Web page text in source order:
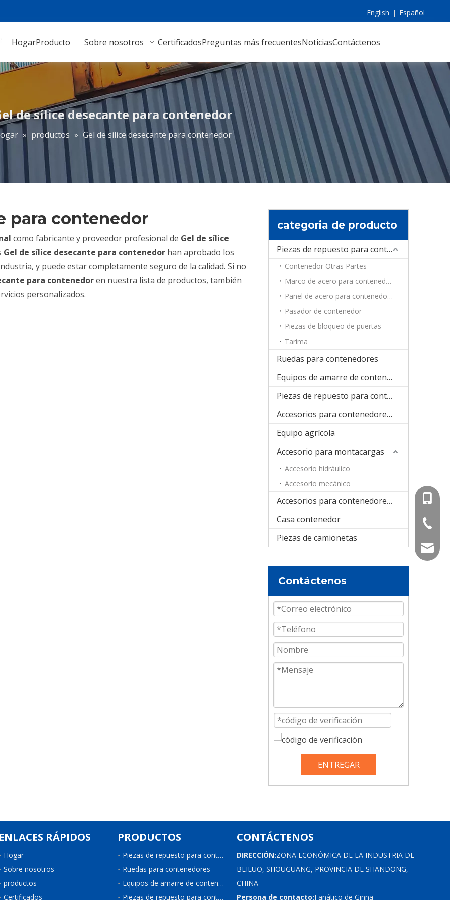
English | Español
HogarProducto Sobre nosotros CertificadosPreguntas más frecuentesNoticiasContáctenos
de sílice desecante para contenedor
» productos » Gel de sílice desecante para contenedor
para contenedor
como fabricante y proveedor profesional de Gel de sílice
Gel de sílice desecante para contenedor han aprobado los
y puede estar completamente seguro de la calidad. Si no
para contenedoren nuestra lista de productos, también
personalizados.
categoria de producto
Piezas de repuesto para contenedores
Contenedor Otras Partes
Marco de acero para contenedores
Panel de acero para contenedores
Pasador de contenedor
Piezas de bloqueo de puertas
Tarima
Ruedas para contenedores
Equipos de amarre de contenedores
Piezas de repuesto para contenedores de refrigeración
Accesorios para contenedores plegables
Equipo agrícola
Accesorio para montacargas
Accesorio hidráulico
Accesorio mecánico
Accesorios para contenedores cisterna
Casa contenedor
Piezas de camionetas
Contáctenos
ENTREGAR
ENLACES RÁPIDOS
Hogar
Sobre nosotros
productos
Certificados
PRODUCTOS
Piezas de repuesto para contenedores
Ruedas para contenedores
Equipos de amarre de contenedores
Piezas de repuesto para contenedores de refrigeración
CONTÁCTENOS
DIRECCIÓN:ZONA ECONÓMICA DE LA INDUSTRIA DE
BEILUO, SHOUGUANG, PROVINCIA DE SHANDONG,
CHINA
Persona de contacto:Fanático de Ginna
+86-
+86-